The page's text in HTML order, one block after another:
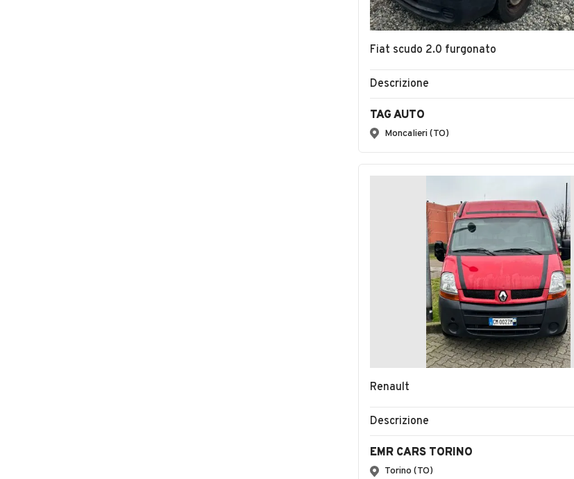
Fiat scudo 2.0 furgonato
Descrizione
TAG AUTO
Moncalieri (TO)
Renault
Descrizione
EMR CARS TORINO
Torino (TO)